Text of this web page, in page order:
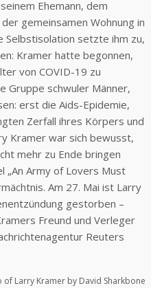
Ehemann, dem
gemeinsamen Wohnung in
Selbstisolation setzte ihm zu,
Kramer hatte begonnen,
von COVID-19 zu
Gruppe schwuler Männer,
erst die Aids-Epidemie,
Zerfall ihres Körpers und
Kramer war sich bewusst,
mehr zu Ende bringen
„An Army of Lovers Must
Am 27. Mai ist Larry
gestorben –
Freund und Verleger
Reuters
of Larry Kramer by David Sharkbone